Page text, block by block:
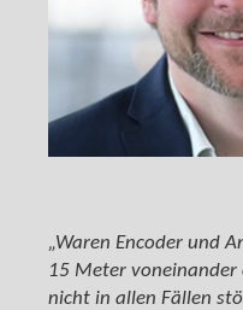
„Waren Encoder und
15 Meter
nicht in allen Fällen